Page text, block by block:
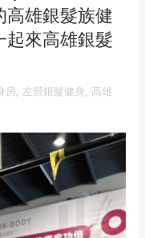
高雄銀髮族健
起來高雄銀髮
房, 左營銀髮健身, 高雄
官網 大金冷氣維修
粉膠囊